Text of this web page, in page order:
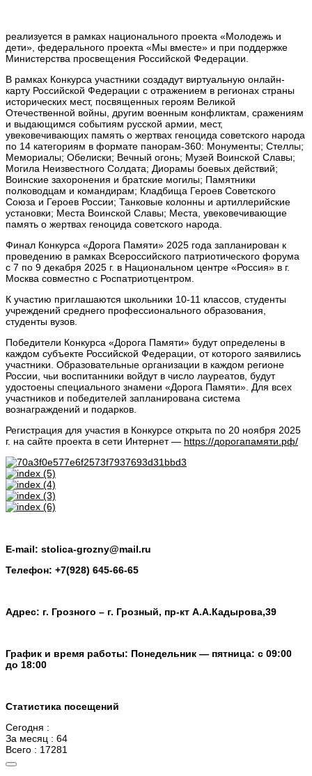
реализуется в рамках национального проекта «Молодежь и
дети», федерального проекта «Мы вместе» и при поддержке
Министерства просвещения Российской Федерации.
В рамках Конкурса участники создадут виртуальную онлайн-
карту Российской Федерации с отражением в регионах страны
исторических мест, посвященных героям Великой
Отечественной войны, другим военным конфликтам, сражениям
и выдающимся событиям русской армии, мест,
увековечивающих память о жертвах геноцида советского народа
по 14 категориям в формате панорам-360: Монументы; Стеллы;
Мемориалы; Обелиски; Вечный огонь; Музей Воинской Славы;
Могила Неизвестного Солдата; Диорамы боевых действий;
Воинские захоронения и братские могилы; Памятники
полководцам и командирам; Кладбища Героев Советского
Союза и Героев России; Танковые колонны и артиллерийские
установки; Места Воинской Славы; Места, увековечивающие
память о жертвах геноцида советского народа.
Финал Конкурса «Дорога Памяти» 2025 года запланирован к
проведению в рамках Всероссийского патриотического форума
с 7 по 9 декабря 2025 г. в Национальном центре «Россия» в г.
Москва совместно с Роспатриотцентром.
К участию приглашаются школьники 10-11 классов, студенты
учреждений среднего профессионального образования,
студенты вузов.
Победители Конкурса «Дорога Памяти» будут определены в
каждом субъекте Российской Федерации, от которого заявились
участники. Образовательные организации в каждом регионе
России, чьи воспитанники войдут в число лауреатов, будут
удостоены специального знамени «Дорога Памяти». Для всех
участников и победителей запланирована система
вознаграждений и подарков.
Регистрация для участия в Конкурсе открыта по 20 ноября 2025
г. на сайте проекта в сети Интернет — https://дорогапамяти.рф/
E-mail: stolica-grozny@mail.ru
Телефон: +7(928) 645-66-65
Адрес: г. Грозного – г. Грозный, пр-кт А.А.Кадырова,39
График и время работы: Понедельник — пятница: с 09:00
до 18:00
Статистика посещений
Сегодня :
За месяц : 64
Всего : 17281